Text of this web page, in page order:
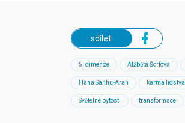
sdílet:
5. dimenze Alžběta Šorfová
Hana Sahhu-Arah karma lidstva
Světelné bytosti transformace